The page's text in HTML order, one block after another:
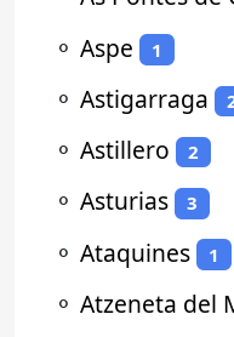
⚬ Aspe 1
⚬ Astigarraga
⚬ Astillero 2
⚬ Asturias 3
⚬ Ataquines 1
⚬ Atzeneta del